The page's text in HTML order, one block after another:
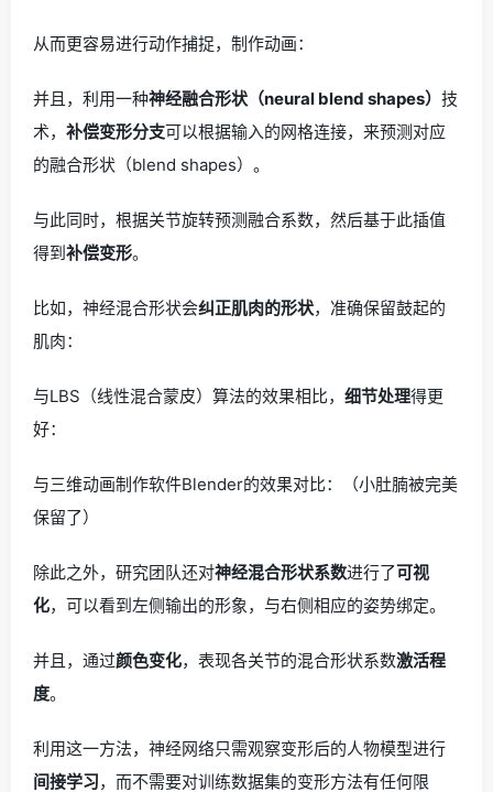
从而更容易进行动作捕捉，制作动画：
并且，利用一种神经融合形状（neural blend shapes） 技
术， 补偿变形分支可以根据输入的网格连接，来预测对应
的融合形状（blend shapes）。
与此同时，根据关节旋转预测融合系数，然后基于此插值
得到补偿变形。
比如，神经混合形状会纠正肌肉的形状，准确保留鼓起的
肌肉：
与LBS（线性混合蒙皮）算法的效果相比， 细节处理得更
好：
与三维动画制作软件Blender的效果对比：（小肚腩被完美
保留了）
除此之外，研究团队还对神经混合形状系数进行了可视
化，可以看到左侧输出的形象，与右侧相应的姿势绑定。
并且，通过颜色变化，表现各关节的混合形状系数激活程
度。
利用这一方法，神经网络只需观察变形后的人物模型进行
间接学习，而不需要对训练数据集的变形方法有任何限